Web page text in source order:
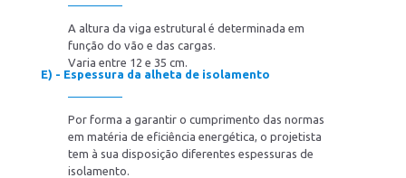
A altura da viga estrutural é determinada em
função do vão e das cargas.
Varia entre 12 e 35 cm.
E) - Espessura da alheta de isolamento
Por forma a garantir o cumprimento das normas
em matéria de eficiência energética, o projetista
tem à sua disposição diferentes espessuras de
isolamento.